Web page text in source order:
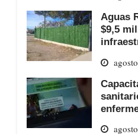
Aguas
$9,5